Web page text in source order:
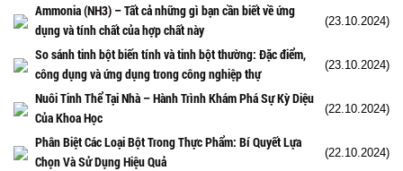
Ammonia (NH3) – Tất cả những gì bạn cần biết về ứng
dụng và tính chất của hợp chất này
(23.10.2024)
So sánh tinh bột biến tính và tinh bột thường: Đặc điểm,
công dụng và ứng dụng trong công nghiệp thự
(23.10.2024)
Nuôi Tinh Thể Tại Nhà – Hành Trình Khám Phá Sự Kỳ Diệu
Của Khoa Học
(22.10.2024)
Phân Biệt Các Loại Bột Trong Thực Phẩm: Bí Quyết Lựa
Chọn Và Sử Dụng Hiệu Quả
(22.10.2024)